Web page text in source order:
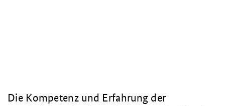
Die Kompetenz und Erfahrung der